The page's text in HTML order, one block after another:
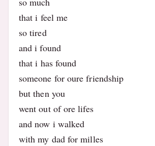
that i feel me
so tired
and i found
that i has found
someone for oure friendship
but then you
went out of ore lifes
and now i walked
with my dad for milles